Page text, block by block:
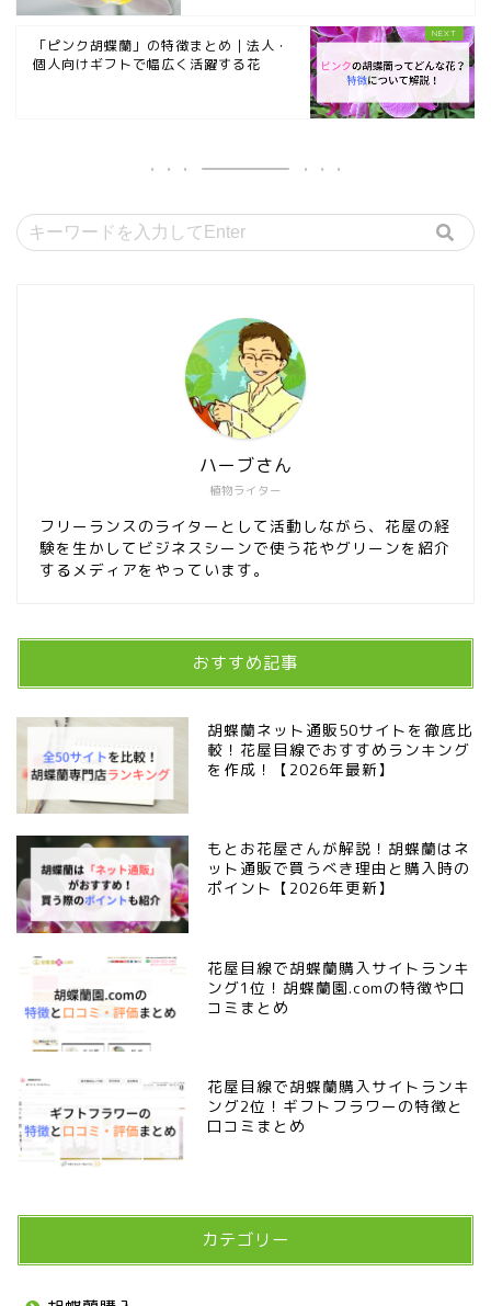
「ピンク胡蝶蘭」の特徴まとめ｜法人・
個人向けギフトで幅広く活躍する花
植物ライター
ハーブさん
フリーランスのライターとして活動しながら、花屋の経
験を生かしてビジネスシーンで使う花やグリーンを紹介
するメディアをやっています。
おすすめ記事
胡蝶蘭ネット通販50サイトを徹底比
較！花屋目線でおすすめランキング
を作成！【2026年最新】
もとお花屋さんが解説！胡蝶蘭はネ
ット通販で買うべき理由と購入時の
ポイント【2026年更新】
花屋目線で胡蝶蘭購入サイトランキ
ング1位！胡蝶蘭園.comの特徴や口
コミまとめ
花屋目線で胡蝶蘭購入サイトランキ
ング2位！ギフトフラワーの特徴と
口コミまとめ
カテゴリー